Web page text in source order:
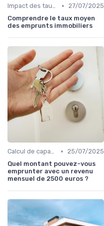
Impact des taux d'intérêt •
27/07/2025
Comprendre le taux moyen
des emprunts immobiliers
Calcul de capacité d'emprunt •
25/07/2025
Quel montant pouvez-vous
emprunter avec un revenu
mensuel de 2500 euros ?